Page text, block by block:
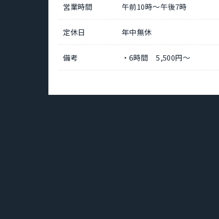
営業時間 午前10時～午後7時
定休日 年中無休
備考 ・6時間 5,500円～